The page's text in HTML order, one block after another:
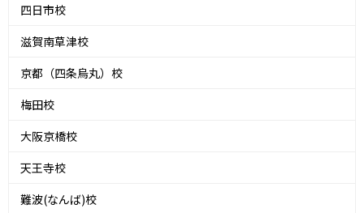
四日市校
滋賀南草津校
京都（四条烏丸）校
梅田校
大阪京橋校
天王寺校
難波(なんば)校